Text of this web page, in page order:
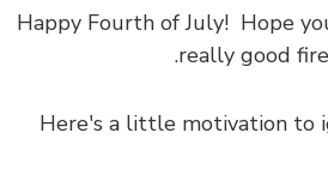
Happy Fourth of July! Hope
really good
Here's a little motivation to